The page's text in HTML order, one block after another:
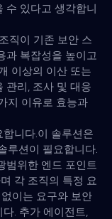
수 있다고 생각합니
직이 기존 보안 스
과 복잡성을 높이고
이상의 이산 또는
관리, 조사 및 대응
지 이유로 효능과
니다.이 솔루션은
루션이 필요합니다.
범위한 엔드 포인트
각 조직의 특정 요
이는 요구와 보안
. 추가 에이전트,